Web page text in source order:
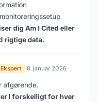
dig Am I Cited eller
rigtige data.
Ekspert ·8. januar 2026
afgørende.
I forskelligt for hver